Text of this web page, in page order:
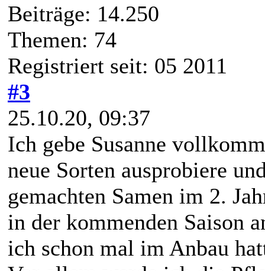
Beiträge: 14.250
Themen: 74
Registriert seit: 05 2011
#3
25.10.20, 09:37
Ich gebe Susanne
neue Sorten ausprobiere
gemachten Samen im 2.
in der kommenden Saison
ich schon mal im Anbau